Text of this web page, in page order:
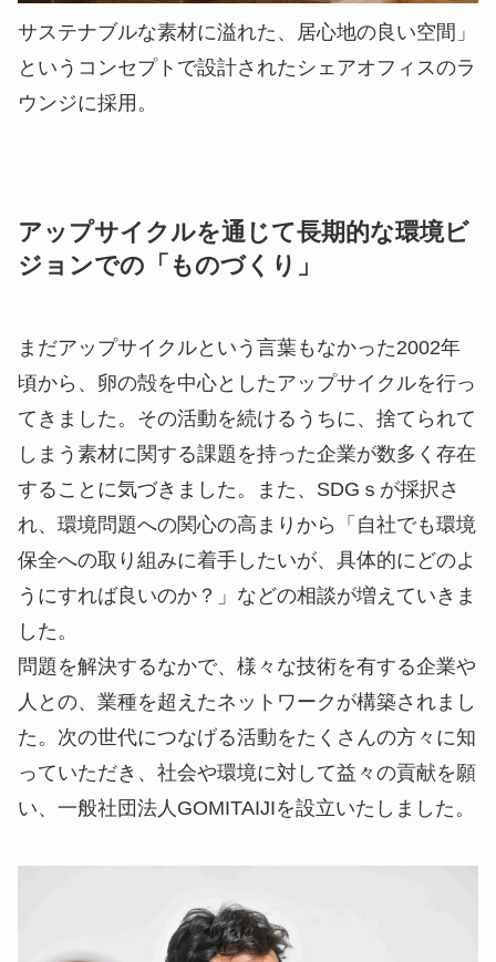
サステナブルな素材に溢れた、居心地の良い空間」
というコンセプトで設計されたシェアオフィスのラ
ウンジに採用。
アップサイクルを通じて長期的な環境ビ
ジョンでの「ものづくり」
まだアップサイクルという言葉もなかった2002年
頃から、卵の殻を中心としたアップサイクルを行っ
てきました。その活動を続けるうちに、捨てられて
しまう素材に関する課題を持った企業が数多く存在
することに気づきました。また、SDGｓが採択さ
れ、環境問題への関心の高まりから「自社でも環境
保全への取り組みに着手したいが、具体的にどのよ
うにすれば良いのか？」などの相談が増えていきま
した。
問題を解決するなかで、様々な技術を有する企業や
人との、業種を超えたネットワークが構築されまし
た。次の世代につなげる活動をたくさんの方々に知
っていただき、社会や環境に対して益々の貢献を願
い、一般社団法人GOMITAIJIを設立いたしました。